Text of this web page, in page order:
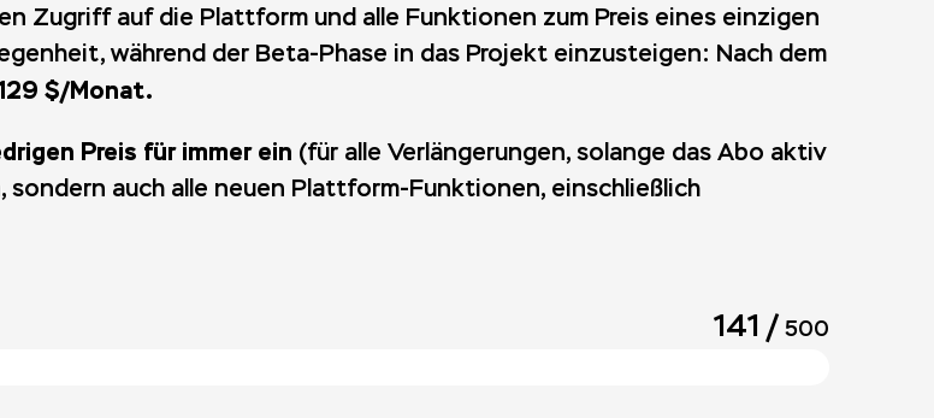
Zugriff auf die Plattform und alle Funktionen zum Preis eines einzigen
während der Beta-Phase in das Projekt einzusteigen: Nach dem
$/Monat.
Preis für immer ein (für alle Verlängerungen, solange das Abo aktiv
auch alle neuen Plattform-Funktionen, einschließlich
141 / 500